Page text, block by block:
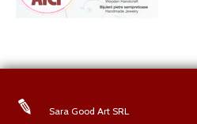
Sara Good Art SRL